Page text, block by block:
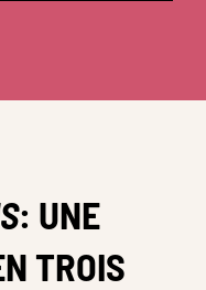
: UNE
TROIS